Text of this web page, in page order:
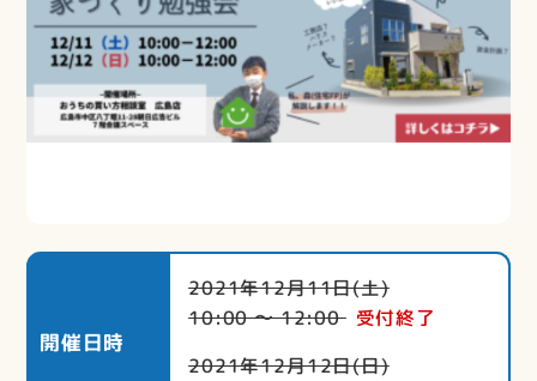
開催日時
2021年12月11日(土)
10:00 〜 12:00 受付終了
2021年12月12日(日)